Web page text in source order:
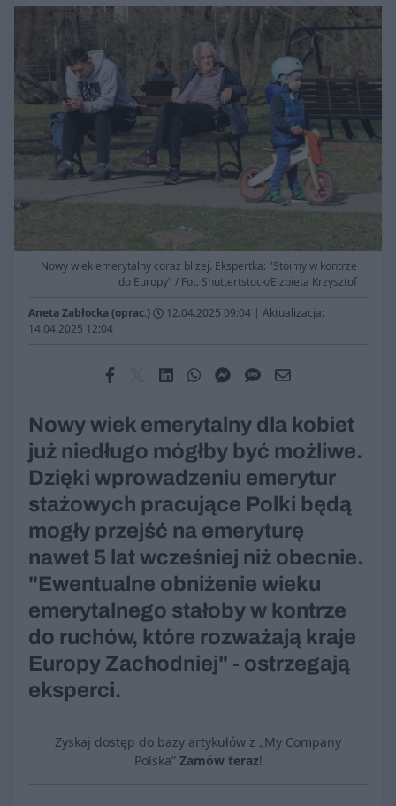
Nowy wiek emerytalny coraz bliżej. Ekspertka: "Stoimy w kontrze
do Europy" / Fot. Shuttertstock/Elzbieta Krzysztof
Aneta Zabłocka (oprac.) 12.04.2025 09:04 | Aktualizacja:
14.04.2025 12:04
Nowy wiek emerytalny dla kobiet
już niedługo mógłby być możliwe.
Dzięki wprowadzeniu emerytur
stażowych pracujące Polki będą
mogły przejść na emeryturę
nawet 5 lat wcześniej niż obecnie.
"Ewentualne obniżenie wieku
emerytalnego stałoby w kontrze
do ruchów, które rozważają kraje
Europy Zachodniej" - ostrzegają
eksperci.
Zyskaj dostęp do bazy artykułów z „My Company
Polska” Zamów teraz!